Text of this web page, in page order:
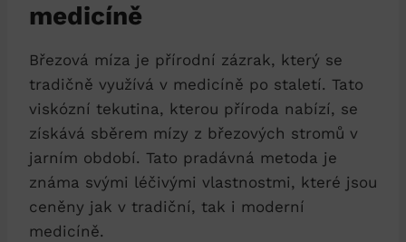
medicíně
Březová míza je přírodní zázrak, který se
tradičně využívá v medicíně po staletí. Tato
viskózní tekutina, kterou příroda nabízí, se
získává sběrem mízy z březových stromů v
jarním období. Tato pradávná metoda je
známa svými léčivými vlastnostmi, které jsou
ceněny jak v tradiční, tak i moderní
medicíně.